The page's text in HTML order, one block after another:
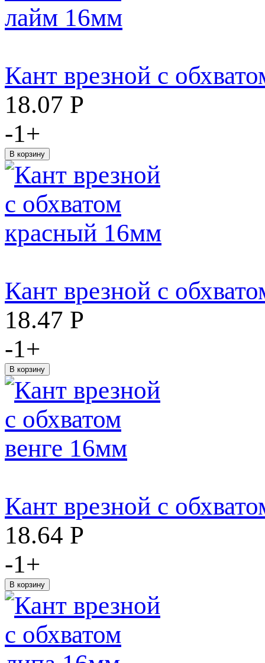
Кант врезной с
18.07 Р
-1+
Кант врезной с
18.47 Р
-1+
Кант врезной с
18.64 Р
-1+